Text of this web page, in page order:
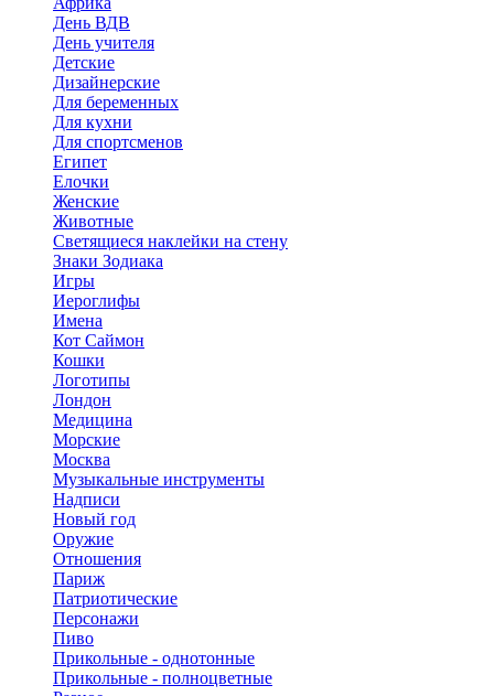
День ВДВ
День учителя
Детские
Дизайнерские
Для беременных
Для кухни
Для спортсменов
Египет
Елочки
Женские
Животные
Светящиеся наклейки на стену
Знаки Зодиака
Игры
Иероглифы
Имена
Кот Саймон
Кошки
Логотипы
Лондон
Медицина
Морские
Москва
Музыкальные инструменты
Надписи
Новый год
Оружие
Отношения
Париж
Патриотические
Персонажи
Пиво
Прикольные - однотонные
Прикольные - полноцветные